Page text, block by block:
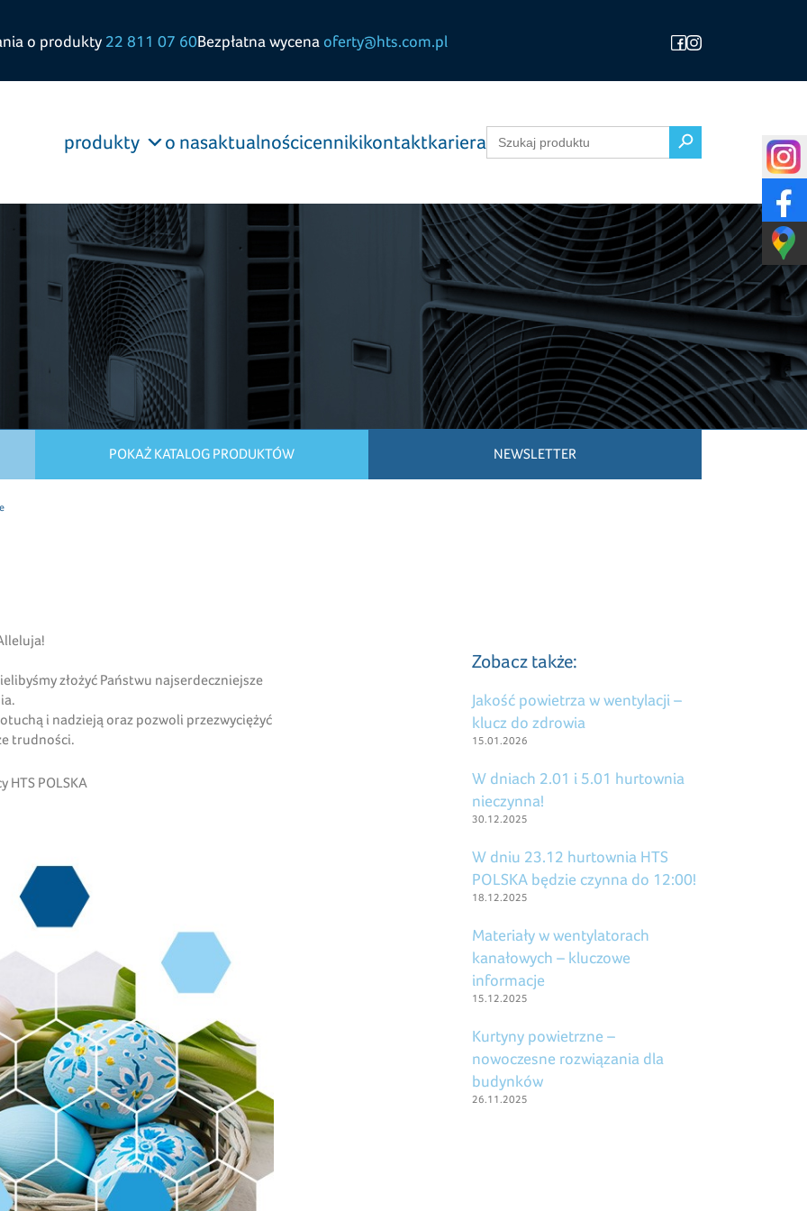
o produkty 22 811 07 60Bezpłatna wycena oferty@hts.com.pl
produkty o nasaktualnościcennikikontaktkarieraSearch
for:
Search Button
POKAŻ KATALOG PRODUKTÓW NEWSLETTER
złożyć Państwu najserdeczniejsze
i nadzieją oraz pozwoli przezwyciężyć
trudności.
HTS POLSKA
Zobacz także:
Jakość powietrza w wentylacji –
klucz do zdrowia
15.01.2026
W dniach 2.01 i 5.01 hurtownia
nieczynna!
30.12.2025
W dniu 23.12 hurtownia HTS
POLSKA będzie czynna do 12:00!
18.12.2025
Materiały w wentylatorach
kanałowych – kluczowe
informacje
15.12.2025
Kurtyny powietrzne –
nowoczesne rozwiązania dla
budynków
26.11.2025